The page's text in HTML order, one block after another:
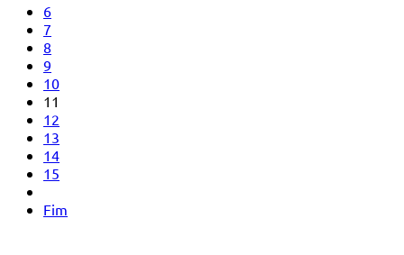
6
7
8
9
10
11
12
13
14
15
Fim